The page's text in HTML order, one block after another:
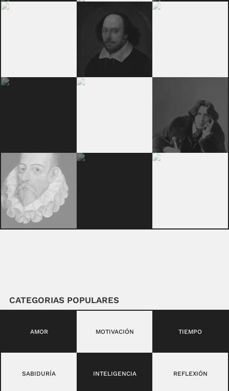
CATEGORIAS POPULARES
AMOR MOTIVACIÓN TIEMPO
SABIDURÍA INTELIGENCIA REFLEXIÓN